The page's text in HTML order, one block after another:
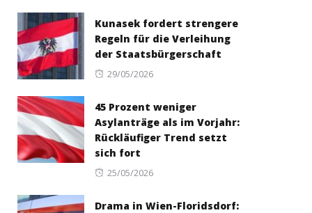
Kunasek fordert strengere
Regeln für die Verleihung
der Staatsbürgerschaft
Posted
29/05/2026
45 Prozent weniger
Asylanträge als im Vorjahr:
Rückläufiger Trend setzt
sich fort
Posted
25/05/2026
Drama in Wien-Floridsdorf: